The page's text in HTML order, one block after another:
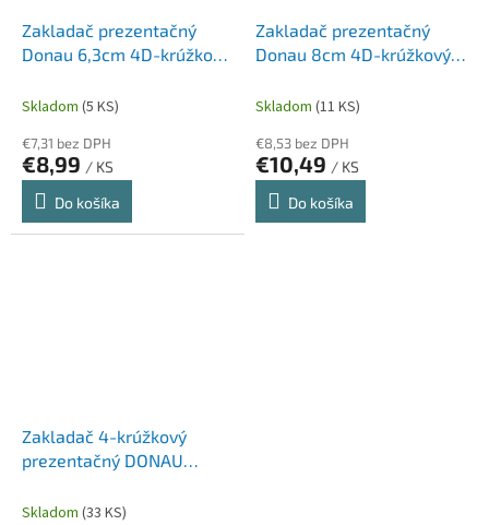
Zakladač prezentačný
Donau 6,3cm 4D-krúžkový
Skladom (5 KS)
€7,31 bez DPH
€8,99 / KS
Do košíka
Zakladač prezentačný
Donau 8cm 4D-krúžkový
Skladom (11 KS)
€8,53 bez DPH
€10,49 / KS
Do košíka
Zakladač 4-krúžkový
prezentačný DONAU
biely
Skladom (33 KS)